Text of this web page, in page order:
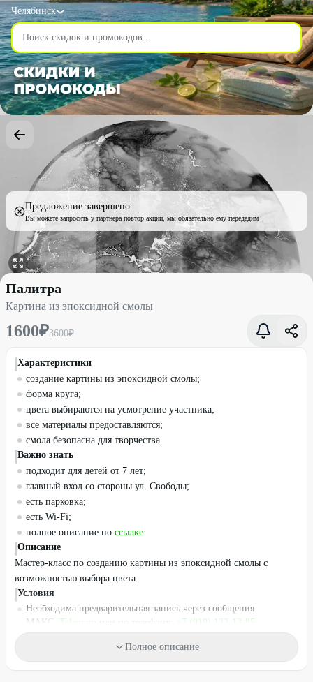
Челябинск
Предложение завершено
Вы можете запросить у партнера повтор акции, мы обязательно ему передадим
Картина из эпоксидной смолы со скидкой 55% - Палитра в
Палитра
Картина из эпоксидной смолы
1600₽3600₽
Характеристики
создание картины из эпоксидной смолы;
форма круга;
цвета выбираются на усмотрение участника;
все материалы предоставляются;
смола безопасна для творчества.
Важно знать
подходит для детей от 7 лет;
главный вход со стороны ул. Свободы;
есть парковка;
есть Wi-Fi;
полное описание по ссылке.
Описание
Мастер-класс по созданию картины из эпоксидной смолы с
возможностью выбора цвета.
Условия
Необходима предварительная запись через сообщения
МАКС, Telegram или по телефону: +7 (919) 123-13-85
Один промокод действует на одну услугу.
Полное описание